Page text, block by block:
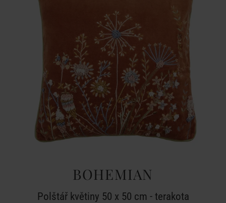
BOHEMIAN
Polštář květiny 50 x 50 cm - terakota